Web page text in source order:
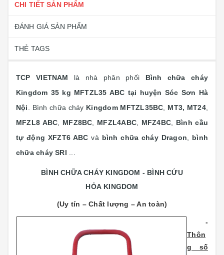
CHI TIẾT SẢN PHẨM
ĐÁNH GIÁ SẢN PHẨM
THẺ TAGS
TCP VIETNAM là nhà phân phối Bình chữa cháy
Kingdom 35 kg MFTZL35 ABC tại huyện Sóc Sơn Hà
Nội
. Bình chữa cháy Kingdom MFTZL35BC MT3, MT24,
MFZL8 ABC
MFZ8BC MFZL4ABC, MFZ4BC
Bình cầu
tự động XFZT6 ABC và bình chữa cháy Dragon
bình
chữa cháy SRI
BÌNH CHỮA CHÁY KINGDOM - BÌNH CỨU
HỎA KINGDOM
(Uy tín – Chất lượng – An toàn)
-
Thôn
g số